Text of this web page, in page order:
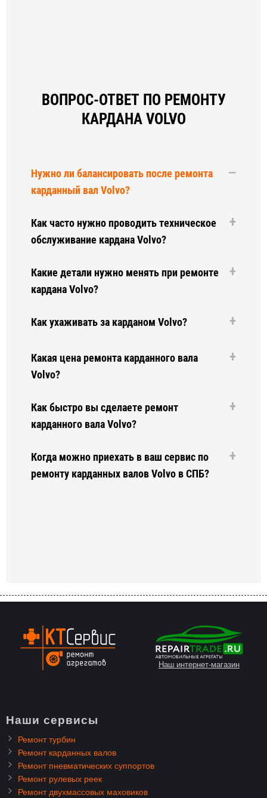
ВОПРОС-ОТВЕТ ПО РЕМОНТУ
КАРДАНА VOLVO
Нужно ли балансировать после ремонта
карданный вал Volvo?
Как часто нужно проводить техническое
обслуживание кардана Volvo?
Какие детали нужно менять при ремонте
кардана Volvo?
Как ухаживать за карданом Volvo?
Какая цена ремонта карданного вала
Volvo?
Как быстро вы сделаете ремонт
карданного вала Volvo?
Когда можно приехать в ваш сервис по
ремонту карданных валов Volvo в СПБ?
Наш интернет-магазин
Наши сервисы
Ремонт турбин
Ремонт карданных валов
Ремонт пневматических суппортов
Ремонт рулевых реек
Ремонт двухмассовых маховиков